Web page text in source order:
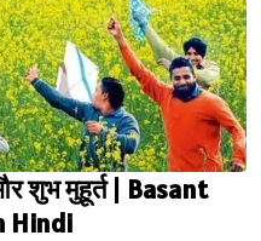
शुभ मुहूर्त | Basant
Hindi